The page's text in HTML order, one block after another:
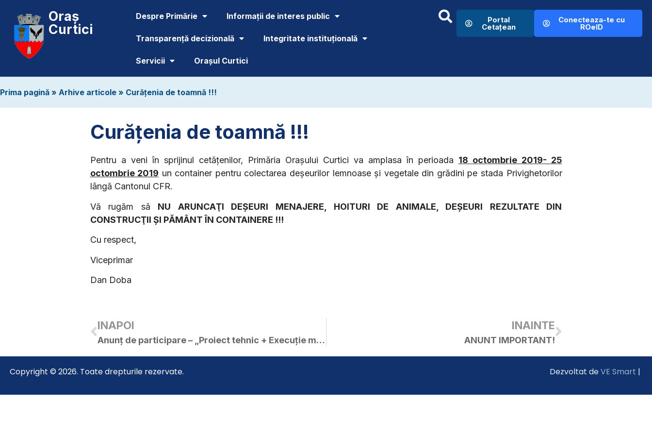
Oraș
Curtici
Despre Primărie Informații de interes public
Transparență decizională Integritate instituțională
Servicii Orașul Curtici
Portal
Cetațean
Conecteaza-te cu
ROeID
Prima pagină » Arhive articole » Curăţenia de toamnă !!!
Curăţenia de toamnă !!!
Pentru a veni în sprijinul cetăţenilor, Primăria Oraşului Curtici va amplasa în perioada 18 octombrie 2019- 25
octombrie 2019 un container pentru colectarea deşeurilor lemnoase şi vegetale din grădini pe stada Privighetorilor
lângă Cantonul CFR.
Vă rugăm să NU ARUNCAŢI DEȘEURI MENAJERE, HOITURI DE ANIMALE, DEŞEURI REZULTATE DIN
CONSTRUCŢII ŞI PĂMÂNT ÎN CONTAINERE !!!
Cu respect,
Viceprimar
Dan Doba
INAPOI
Anunț de participare – „Proiect tehnic + Execuție manșonare magistrală gaz” pentru obiectivul „Drum ocolitor Macea, construirea centurii ocolitoare Sud-Nord a orașului Curtici – extravilan”
INAINTE
ANUNT IMPORTANT!
Copyright © 2026. Toate drepturile rezervate. Dezvoltat deVE Smart |